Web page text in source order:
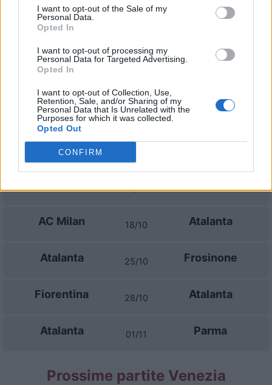
I want to opt-out of the Sale of my
Personal Data.
Opted In
I want to opt-out of processing my
Personal Data for Targeted Advertising.
Opted In
I want to opt-out of Collection, Use,
Retention, Sale, and/or Sharing of my
Personal Data that Is Unrelated with the
Purposes for which it was collected.
Opted Out
CONFIRM
23/08
AS Roma
Atalanta 12/09 Cagliari
Juventus
11/10
AC Milan 18/10 Atalanta
Atalanta 25/10 Frosinone
Fiorentina 28/10 Atalanta
Atalanta 01/11 Parma
Prossime partite Venezia